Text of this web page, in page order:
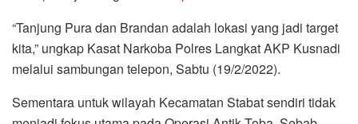
“Tanjung Pura dan Brandan adalah lokasi yang jadi target
kita,” ungkap Kasat Narkoba Polres Langkat AKP Kusnadi
melalui sambungan telepon, Sabtu (19/2/2022).
Sementara untuk wilayah Kecamatan Stabat sendiri tidak